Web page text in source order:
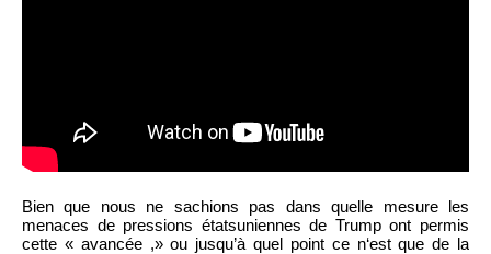
Bien que nous ne sachions pas dans quelle mesure les
menaces de pressions étatsuniennes de Trump ont permis
cette « avancée ,» ou jusqu’à quel point ce n‘est que de la